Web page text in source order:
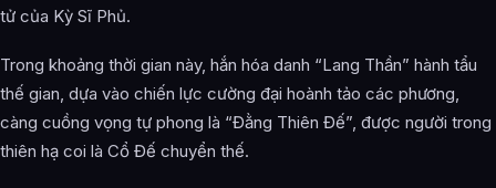
tử của Kỳ Sĩ Phủ.
Trong khoảng thời gian này, hắn hóa danh “Lang Thần” hành tẩu
thế gian, dựa vào chiến lực cường đại hoành tảo các phương,
càng cuồng vọng tự phong là “Đằng Thiên Đế”, được người trong
thiên hạ coi là Cổ Đế chuyển thế.